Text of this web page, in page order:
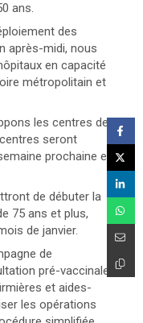
ans.
des
après-midi, nous
en capacité
métropolitain et
les centres de
seront
prochaine et
de débuter la
75 ans et plus,
de janvier.
de
pré-vaccinale
et aides-
les opérations